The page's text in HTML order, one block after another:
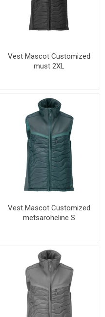
Vest Mascot Customized
must 2XL
Vest Mascot Customized
metsaroheline S